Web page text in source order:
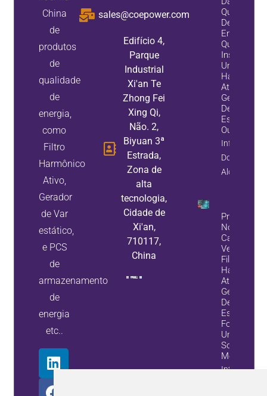
China
de
produtos
de
qualidade
de
energia,
como
Filtro
Harmônico
Ativo,
Gerador
de Var
estático,
e PCS
de
armazenamento
de
energia
etc..
sales@coepower.com
Edifício 4,
Parque
Industrial
Xi'an Te
Zhong Fei
Xing Qi,
Não. 2,
Biyuan 3ª
Estrada,
Zona de
alta
tecnologia,
Cidade de
Xi'an,
710117,
China
Qualidade
De
Energia:
Quando
Instalar
Um Filtro
Harmônico
Ativo, Um
Gerador
De Var
Estático,
Ou Ambos
Informação
Do
Alojamento
Problemas
No Banco
Veja Como
Filtros
Ativos E
Geradores
De Var
Estáticos
Fornecem
Uma
Solução
Melhor
Informação